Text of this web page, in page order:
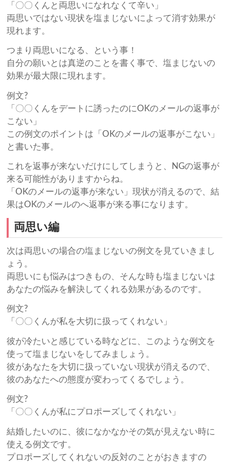
「〇〇くんと両思いになれなくて辛い」
両思いではない現状を塩まじないによって消す効果が
現れます。
つまり両思いになる、という事！
自分の願いとは真逆のことを書く事で、塩まじないの
効果が最大限に現れます。
例文?
「〇〇くんをデートに誘ったのにOKのメールの返事が
こない」
この例文のポイントは「OKのメールの返事がこない」
と書いた事。
これを返事が来ないだけにしてしまうと、NGの返事が
来る可能性がありますからね。
「OKのメールの返事が来ない」現状が消えるので、結
果はOKのメールのへ返事が来る事になります。
両思い編
次は両思いの場合の塩まじないの例文を見ていきまし
ょう。
両思いにも悩みはつきもの、そんな時も塩まじないは
あなたの悩みを解決してくれる効果があるのです。
例文?
「〇〇くんが私を大切に扱ってくれない」
彼が冷たいと感じている時などに、このような例文を
使って塩まじないをしてみましょう。
彼があなたを大切に扱っていない現状が消えるので、
彼のあなたへの態度が変わってくるでしょう。
例文?
「〇〇くんが私にプロポーズしてくれない」
結婚したいのに、彼になかなかその気が見えない時に
使える例文です。
プロポーズしてくれないの反対のことがおきますの